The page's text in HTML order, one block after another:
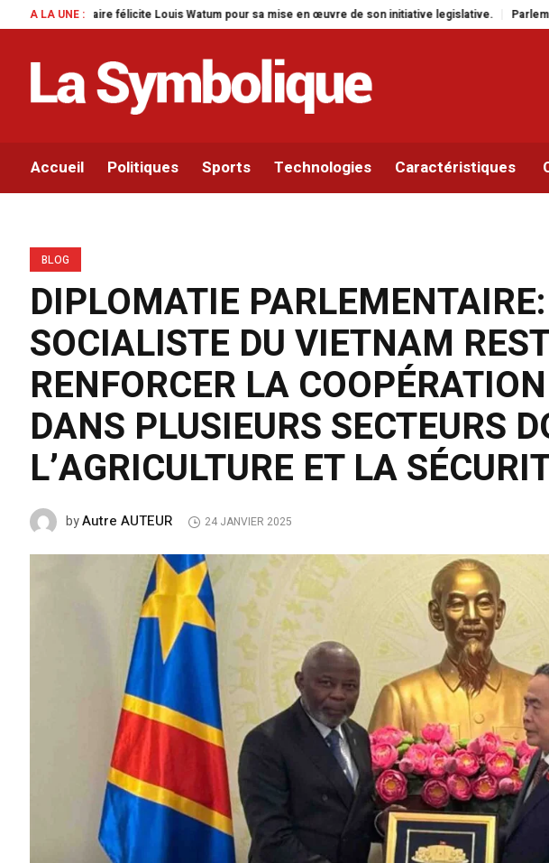
A LA UNE :
pour sa mise en œuvre de son initiative legislative. Parlement panafricain : à Johannesburg,
Accueil Politiques Sports Technologies Caractéristiques
BLOG
DIPLOMATIE
SOCIALISTE DU VIETNAM
RENFORCER LA
DANS PLUSIEURS SECTEURS
L’AGRICULTURE ET LA
byAutre AUTEUR 24 JANVIER 2025